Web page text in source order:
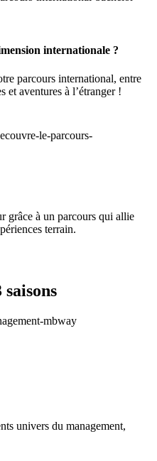
internationale ?
parcours international, entre
et aventures à l’étranger !
grâce à un parcours qui allie
terrain.
univers du management,